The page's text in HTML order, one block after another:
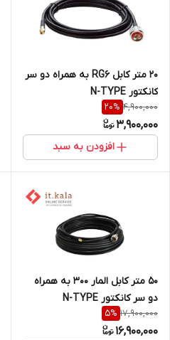
20 متر کابل RG6 به همراه دو سر
کانکتور N-TYPE
4,900,000
20%
3,900,000
افزودن به سبد
50 متر کابل المار 300 به همراه
دو سر کانکتور N-TYPE
17,900,000
5%
16,900,000